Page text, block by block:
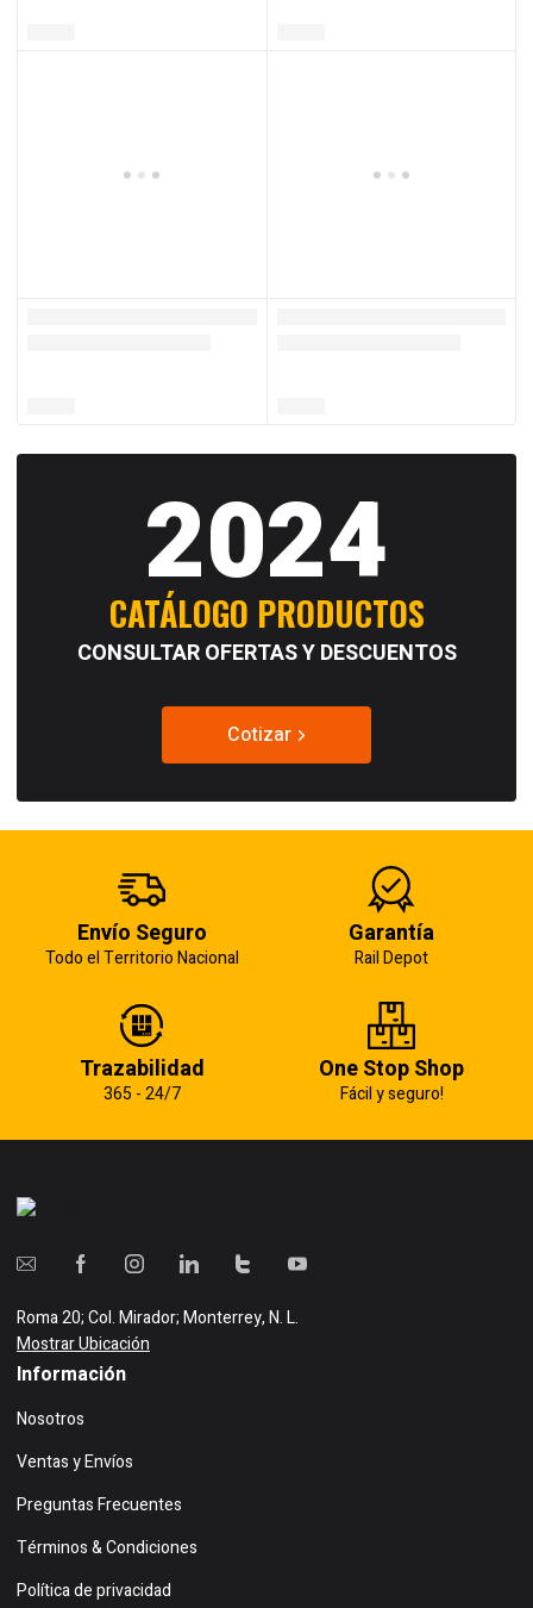
2024
CATÁLOGO PRODUCTOS
CONSULTAR OFERTAS Y DESCUENTOS
Cotizar
Envío Seguro
Todo el Territorio Nacional
Garantía
Rail Depot
Trazabilidad
365 - 24/7
One Stop Shop
Fácil y seguro!
Roma 20; Col. Mirador; Monterrey, N. L.
Mostrar Ubicación
Información
Nosotros
Ventas y Envíos
Preguntas Frecuentes
Términos & Condiciones
Política de privacidad